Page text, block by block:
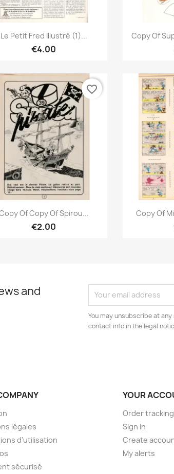
Quick view
Le Petit Fred Illustré (1)...
€4.00

Copy Of
Quick view
Of Copy Of Spirou...
€2.00
favorite_border

Copy Of
and
You may unsubscribe at
contact info in the legal
légales
d'utilisation
sécurisé
YOUR
Order tracking
Sign in
Create
My alerts